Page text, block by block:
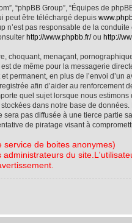
“phpBB Group”, “Équipes de
peut être téléchargé depuis
n’est pas responsable de la
http://www.phpbb.fr/ou http://
choquant, menaçant,
de même pour la messagerie
permanent, en plus de l’envoi d’un
afin d’aider au renforcement
quel sujet lorsque nous estimons
dans notre base de
pas diffusée à une tierce partie
de piratage visant à
service de boites anonymes)
du